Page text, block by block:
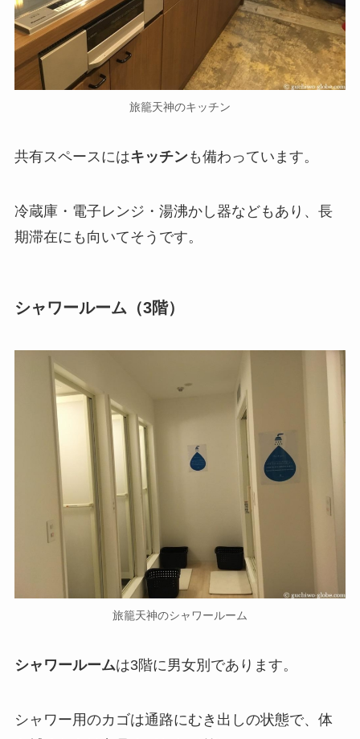
旅籠天神のキッチン
共有スペースにはキッチンも備わっています。
冷蔵庫・電子レンジ・湯沸かし器などもあり、長
期滞在にも向いてそうです。
シャワールーム（3階）
旅籠天神のシャワールーム
シャワールームは3階に男女別であります。
シャワー用のカゴは通路にむき出しの状態で、体